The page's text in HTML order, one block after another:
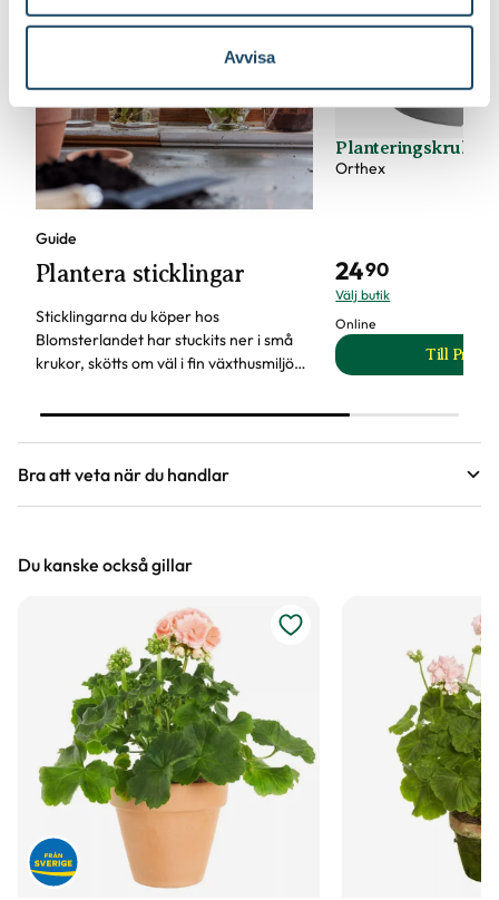
Avvisa
Guide
Plantera sticklingar
Sticklingarna du köper hos
Blomsterlandet har stuckits ner i små
krukor, skötts om väl i fin växthusmiljö
att du lätt ska kunna plantera dina
Planteringskruka
Orthex
2490
Välj butik
Online
Till
Bra att veta när du handlar
Vi försöker alltid ange växternas ungefärliga
är unika så kan måtten och din växts utseende
variera något från informationen och fotona på
hemsidan.
Växter är levande varor
Det är naturligt att växter får nya blad och
därmed också tappar blad. Om din växt har
några gula eller bruna bland, så innebär det inte
Du kanske också gillar